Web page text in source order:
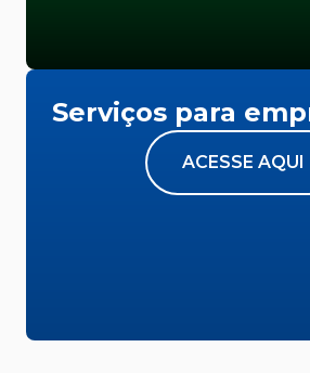
Serviços para
ACESSE AQUI